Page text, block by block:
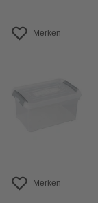
Merken
Merken